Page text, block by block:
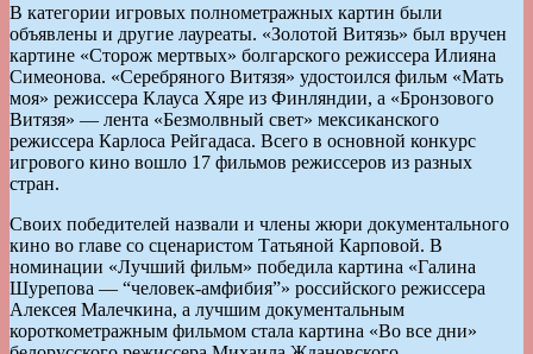
В категории игровых полнометражных картин были
объявлены и другие лауреаты. «Золотой Витязь» был вручен
картине «Сторож мертвых» болгарского режиссера Илияна
Симеонова. «Серебряного Витязя» удостоился фильм «Мать
моя» режиссера Клауса Хяре из Финляндии, а «Бронзового
Витязя» — лента «Безмолвный свет» мексиканского
режиссера Карлоса Рейгадаса. Всего в основной конкурс
игрового кино вошло 17 фильмов режиссеров из разных
стран.
Своих победителей назвали и члены жюри документального
кино во главе со сценаристом Татьяной Карповой. В
номинации «Лучший фильм» победила картина «Галина
Шурепова — “человек-амфибия”» российского режиссера
Алексея Малечкина, а лучшим документальным
короткометражным фильмом стала картина «Во все дни»